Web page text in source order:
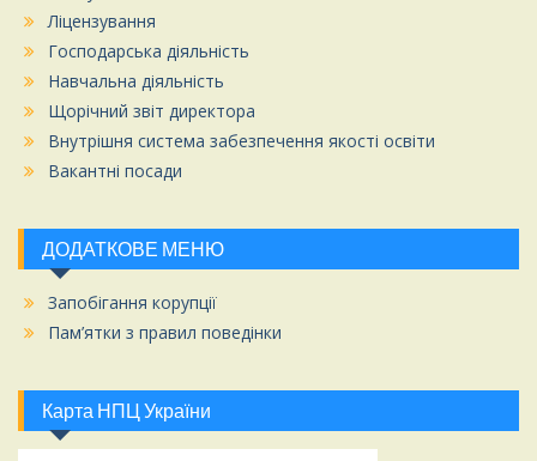
Ліцензування
Господарська діяльність
Навчальна діяльність
Щорічний звіт директора
Внутрішня система забезпечення якості освіти
Вакантні посади
ДОДАТКОВЕ МЕНЮ
Запобігання корупції
Пам’ятки з правил поведінки
Карта НПЦ України